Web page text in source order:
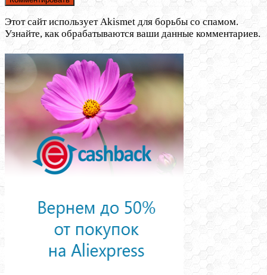
Этот сайт использует Akismet для борьбы со спамом.
Узнайте, как обрабатываются ваши данные комментариев.